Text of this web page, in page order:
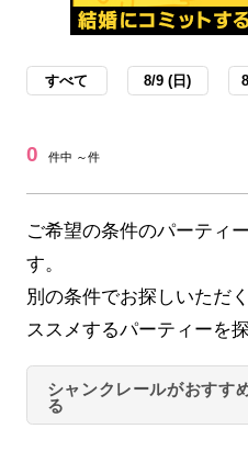
すべて 8/9 (日)
0 件中 ～件
ご希望の条件のパーティ
す。
別の条件でお探しいただ
ススメするパーティーを
シャンクレールがおすす
る